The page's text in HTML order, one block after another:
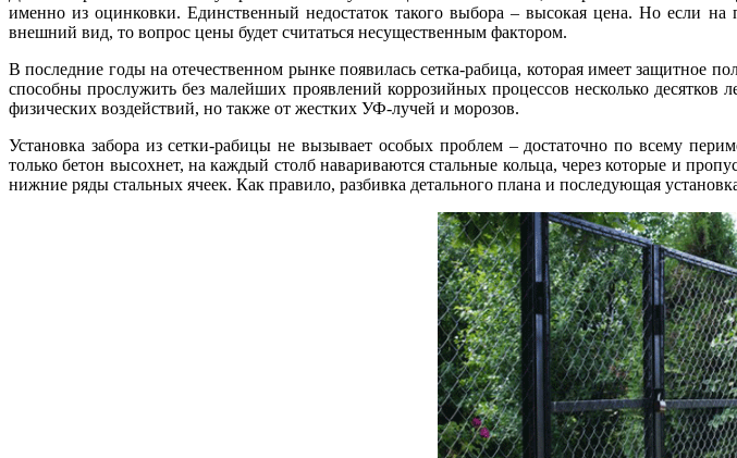
именно из оцинковки. Единственный недостаток такого выбора – высокая цена. Но если
внешний вид, то вопрос цены будет считаться несущественным фактором.
В последние годы на отечественном рынке появилась сетка-рабица, которая имеет защитное
способны прослужить без малейших проявлений коррозийных процессов несколько
физических воздействий, но также от жестких УФ-лучей и морозов.
Установка забора из сетки-рабицы не вызывает особых проблем – достаточно по всему
только бетон высохнет, на каждый столб навариваются стальные кольца, через которые и
нижние ряды стальных ячеек. Как правило, разбивка детального плана и последующая